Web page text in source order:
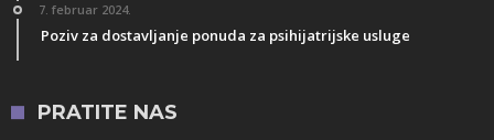
7. februar 2024.
Poziv za dostavljanje ponuda za psihijatrijske usluge
PRATITE NAS